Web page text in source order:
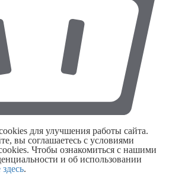
для улучшения работы сайта.
вы соглашаетесь с условиями
Чтобы ознакомиться с нашими
и об использовании
.